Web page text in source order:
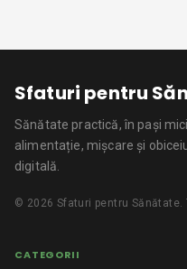
Sfaturi pentru
Sănătate practică, în pași
alimentație, mișcare și
digitală.
© 2026 Sfaturi pentru Sănătate.
CATEGORII